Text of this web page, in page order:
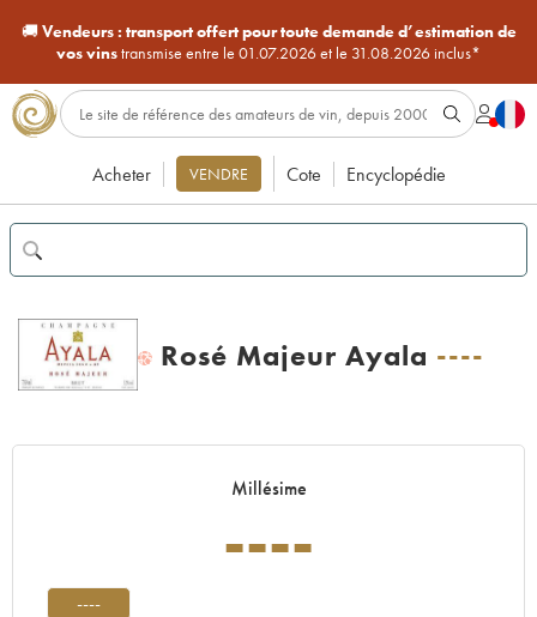
🚚Vendeurs : transport offert pour toute demande d’estimation de
vos vinstransmise entre le 01.07.2026 et le 31.08.2026 inclus*
Acheter VENDRE Cote Encyclopédie
H Rosé Majeur Ayala ----
Millésime
----
----